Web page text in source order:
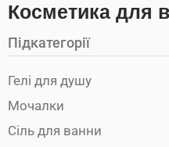
Косметика для
Підкатегорії
Гелі для душу
Мочалки
Сіль для ванни